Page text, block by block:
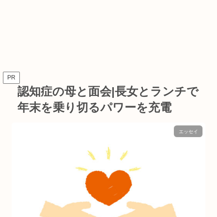
PR
認知症の母と面会|長女とランチで
年末を乗り切るパワーを充電
エッセイ